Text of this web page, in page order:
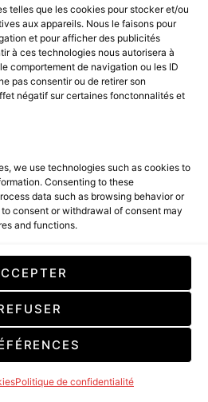
telles que les cookies pour stocker et/ou
aux appareils. Nous le faisons pour
et pour afficher des publicités
à ces technologies nous autorisera à
comportement de navigation ou les ID
pas consentir ou de retirer son
négatif sur certaines fonctonnalités et
we use technologies such as cookies to
Consenting to these
data such as browsing behavior or
consent or withdrawal of consent may
and functions.
Politique de confidentialité
– AMILCAR UK
ITALIA MAGAZINE –
– AMILCAR
– AMILCAR ARABIA
MAGAZINES :